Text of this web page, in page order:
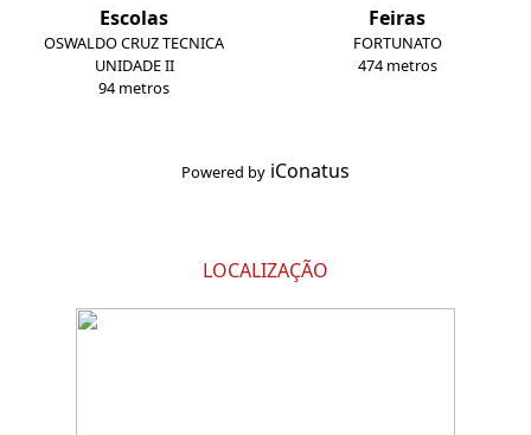
Escolas
OSWALDO CRUZ TECNICA
UNIDADE II
94 metros
Feiras
FORTUNATO
474 metros
Powered by iConatus
LOCALIZAÇÃO